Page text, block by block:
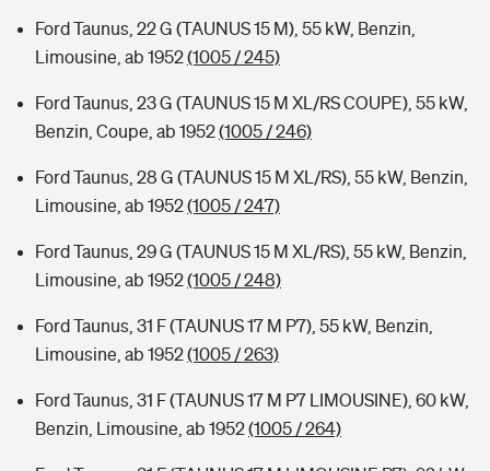
Ford Taunus, 22 G (TAUNUS 15 M), 55 kW, Benzin,
Limousine, ab 1952(1005 / 245)
Ford Taunus, 23 G (TAUNUS 15 M XL/RS COUPE), 55 kW,
Benzin, Coupe, ab 1952(1005 / 246)
Ford Taunus, 28 G (TAUNUS 15 M XL/RS), 55 kW, Benzin,
Limousine, ab 1952(1005 / 247)
Ford Taunus, 29 G (TAUNUS 15 M XL/RS), 55 kW, Benzin,
Limousine, ab 1952(1005 / 248)
Ford Taunus, 31 F (TAUNUS 17 M P7), 55 kW, Benzin,
Limousine, ab 1952(1005 / 263)
Ford Taunus, 31 F (TAUNUS 17 M P7 LIMOUSINE), 60 kW,
Benzin, Limousine, ab 1952(1005 / 264)